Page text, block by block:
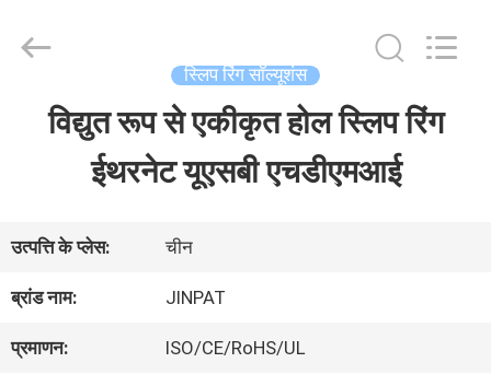
वीआर
दिखाएँ
Electronics
स्लिप रिंग सॉल्यूशंस
विद्युत रूप से एकीकृत होल स्लिप रिंग
ईथरनेट यूएसबी एचडीएमआई
उत्पत्ति के प्लेस: चीन
ब्रांड नाम: JINPAT
प्रमाणन: ISO/CE/RoHS/UL